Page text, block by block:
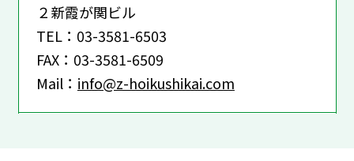
２新霞が関ビル
TEL：03-3581-6503
FAX：03-3581-6509
Mail： info@z-hoikushikai.com